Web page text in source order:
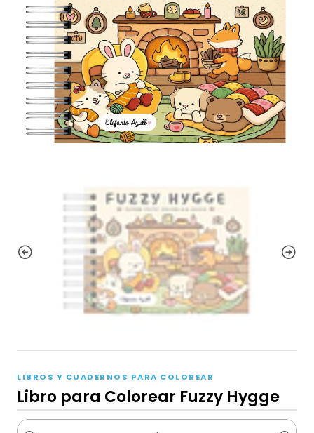
LIBROS Y CUADERNOS PARA COLOREAR
Libro para Colorear Fuzzy Hygge